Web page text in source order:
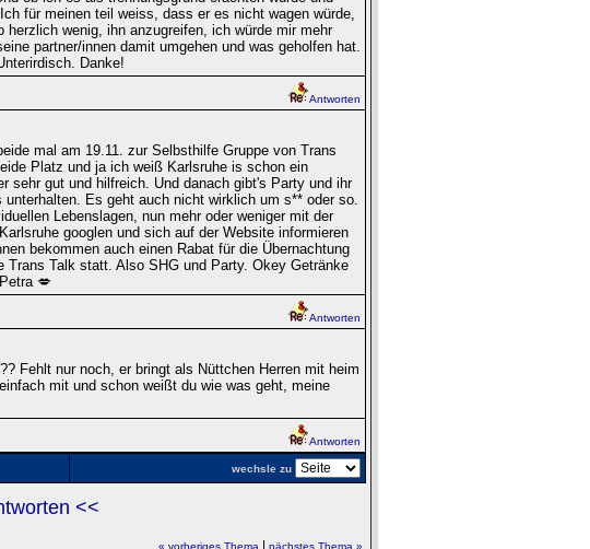
für meinen teil weiss, dass er es nicht wagen würde,
wenig, ihn anzugreifen, ich würde mir mehr
partner/innen damit umgehen und was geholfen hat.
Danke!
Antworten
mal am 19.11. zur Selbsthilfe Gruppe von Trans
Platz und ja ich weiß Karlsruhe is schon ein
sehr gut und hilfreich. Und danach gibt's Party und ihr
Es geht auch nicht wirklich um s** oder so.
Lebenslagen, nun mehr oder weniger mit der
googlen und sich auf der Website informieren
bekommen auch einen Rabat für die Übernachtung
Talk statt. Also SHG und Party. Okey Getränke
💋
Antworten
Fehlt nur noch, er bringt als Nüttchen Herren mit heim
mit und schon weißt du wie was geht, meine
Antworten
wechsle zu
<<
« vorheriges Thema | nächstes Thema »